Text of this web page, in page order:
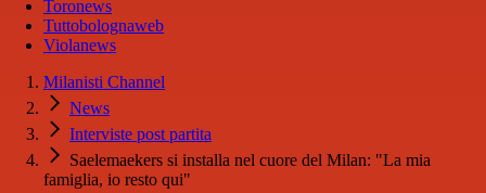
Toronews
Tuttobolognaweb
Violanews
Milanisti Channel
News
Interviste post partita
Saelemaekers si installa nel cuore del Milan: "La mia
famiglia, io resto qui"